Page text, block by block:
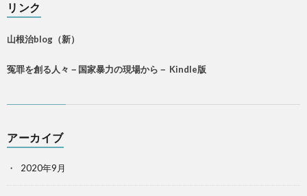
リンク
山根治blog（新）
冤罪を創る人々－国家暴力の現場から－ Kindle版
アーカイブ
2020年9月